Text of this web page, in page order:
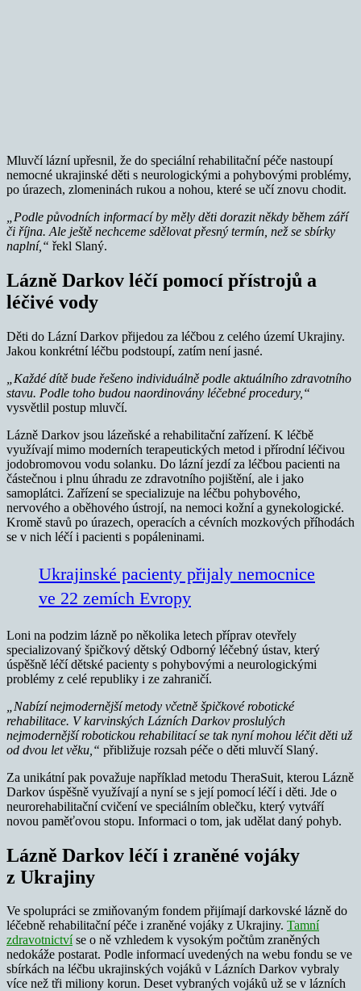
Mluvčí lázní upřesnil, že do speciální rehabilitační péče nastoupí
nemocné ukrajinské děti s neurologickými a pohybovými problémy,
po úrazech, zlomeninách rukou a nohou, které se učí znovu chodit.
„Podle původních informací by měly děti dorazit někdy během září
či října. Ale ještě nechceme sdělovat přesný termín, než se sbírky
naplní,“ řekl Slaný.
Lázně Darkov léčí pomocí přístrojů a
léčivé vody
Děti do Lázní Darkov přijedou za léčbou z celého území Ukrajiny.
Jakou konkrétní léčbu podstoupí, zatím není jasné.
„Každé dítě bude řešeno individuálně podle aktuálního zdravotního
stavu. Podle toho budou naordinovány léčebné procedury,“
vysvětlil postup mluvčí.
Lázně Darkov jsou lázeňské a rehabilitační zařízení. K léčbě
využívají mimo moderních terapeutických metod i přírodní léčivou
jodobromovou vodu solanku. Do lázní jezdí za léčbou pacienti na
částečnou i plnu úhradu ze zdravotního pojištění, ale i jako
samoplátci. Zařízení se specializuje na léčbu pohybového,
nervového a oběhového ústrojí, na nemoci kožní a gynekologické.
Kromě stavů po úrazech, operacích a cévních mozkových příhodách
se v nich léčí i pacienti s popáleninami.
Ukrajinské pacienty přijaly nemocnice
ve 22 zemích Evropy
Loni na podzim lázně po několika letech příprav otevřely
specializovaný špičkový dětský Odborný léčebný ústav, který
úspěšně léčí dětské pacienty s pohybovými a neurologickými
problémy z celé republiky i ze zahraničí.
„Nabízí nejmodernější metody včetně špičkové robotické
rehabilitace. V karvinských Lázních Darkov proslulých
nejmodernější robotickou rehabilitací se tak nyní mohou léčit děti už
od dvou let věku,“ přibližuje rozsah péče o děti mluvčí Slaný.
Za unikátní pak považuje například metodu TheraSuit, kterou Lázně
Darkov úspěšně využívají a nyní se s její pomocí léčí i děti. Jde o
neurorehabilitační cvičení ve speciálním oblečku, který vytváří
novou paměťovou stopu. Informaci o tom, jak udělat daný pohyb.
Lázně Darkov léčí i zraněné vojáky
z Ukrajiny
Ve spolupráci se zmiňovaným fondem přijímají darkovské lázně do
léčebně rehabilitační péče i zraněné vojáky z Ukrajiny. Tamní
zdravotnictvíse o ně vzhledem k vysokým počtům zraněných
nedokáže postarat. Podle informací uvedených na webu fondu se ve
sbírkách na léčbu ukrajinských vojáků v Lázních Darkov vybraly
více než tři miliony korun. Deset vybraných vojáků už se v lázních